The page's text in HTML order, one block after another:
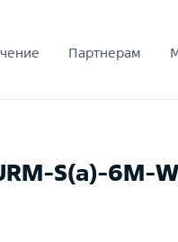
Партнерам
S(a)-6M-